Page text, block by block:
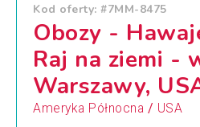
Kod oferty: #7MM-8475
Obozy -
Raj na ziemi -
Warszawy,
Ameryka Północna / USA